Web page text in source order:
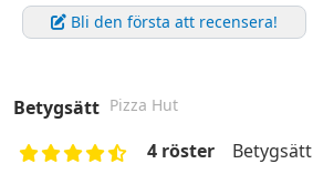
Bli den första att recensera!
Betygsätt Pizza Hut
Betygsätt
4 röster